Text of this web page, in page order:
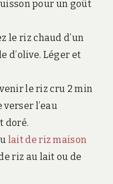
pour un goût
le riz chaud d’un
d’olive. Léger et
le riz cru 2 min
l’eau
doré.
lait de riz maison
riz au lait ou de